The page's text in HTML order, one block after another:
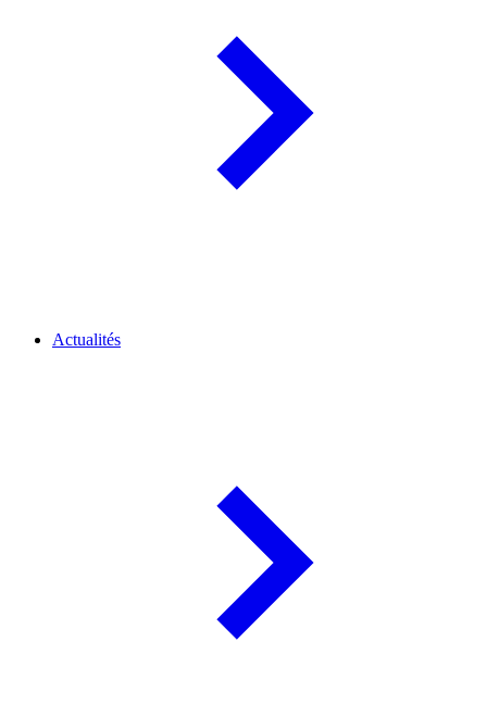
Actualités